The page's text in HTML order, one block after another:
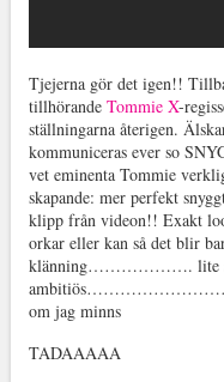
Tjejerna gör det igen!!
tillhörande Tommie X-
ställningarna återigen.
kommuniceras ever so
vet eminenta Tommie
skapande: mer perfekt
klipp från videon!! Exakt
orkar eller kan så det
klänning………………. lite
om jag minns
TADAAAAA